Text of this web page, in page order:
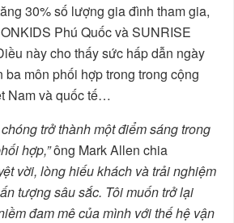
30% số lượng gia đình tham gia,
Phú Quốc và SUNRISE
này cho thấy sức hấp dẫn ngày
môn phối hợp trong trong cộng
Nam và quốc tế…
trở thành một điểm sáng trong
hợp,”ông Mark Allen chia
vời, lòng hiếu khách và trải nghiệm
tượng sâu sắc. Tôi muốn trở lại
đam mê của mình với thế hệ vận